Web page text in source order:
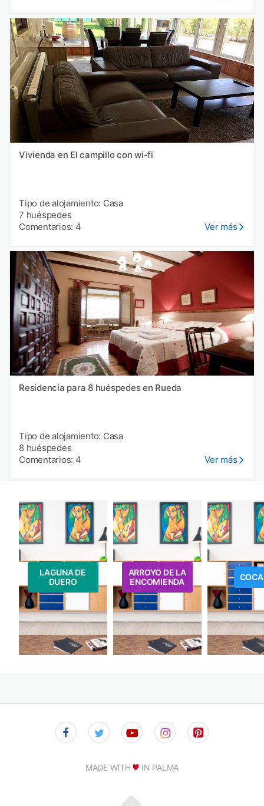
Vivienda en El campillo con wi-fi
Tipo de alojamiento: Casa
7 huéspedes
Comentarios: 4
Ver más
Residencia para 8 huéspedes en Rueda
Tipo de alojamiento: Casa
8 huéspedes
Comentarios: 4
Ver más
LAGUNA DE
DUERO
ARROYO DE LA
ENCOMIENDA
COCA
MADE WITH IN PALMA